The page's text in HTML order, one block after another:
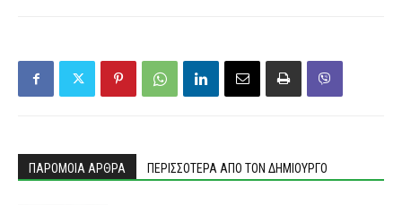
ΠΑΡΟΜΟΙΑ ΑΡΘΡΑ ΠΕΡΙΣΣΟΤΕΡΑ ΑΠΟ ΤΟΝ ΔΗΜΙΟΥΡΓΟ